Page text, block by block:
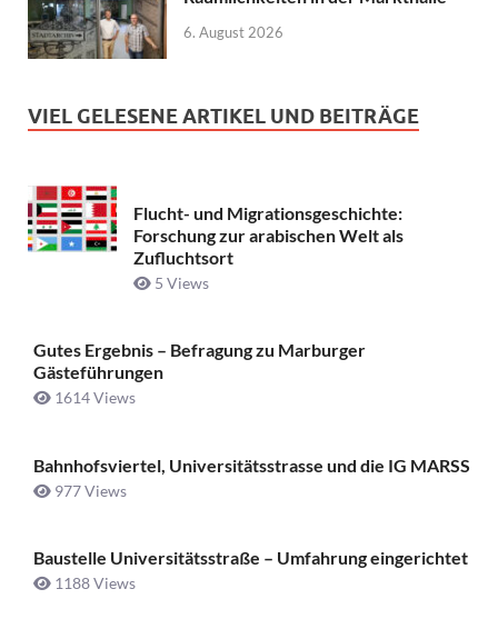
6. August 2026
VIEL GELESENE ARTIKEL UND BEITRÄGE
Flucht- und Migrationsgeschichte:
Forschung zur arabischen Welt als
Zufluchtsort
5 Views
Gutes Ergebnis – Befragung zu Marburger
Gästeführungen
1614 Views
Bahnhofsviertel, Universitätsstrasse und die IG MARSS
977 Views
Baustelle Universitätsstraße ­– Umfahrung eingerichtet
1188 Views